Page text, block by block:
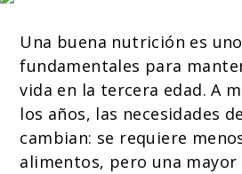
Una buena nutrición es
fundamentales para
vida en la tercera edad. A
los años, las necesidades
cambian: se requiere
alimentos, pero una